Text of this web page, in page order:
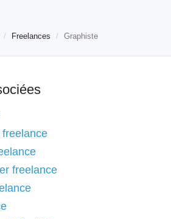
Freelances Graphiste
freelance